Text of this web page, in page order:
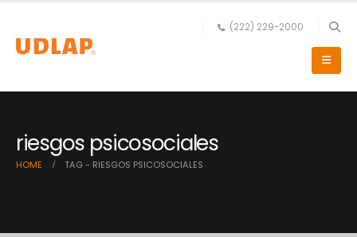
(222) 229-2000
riesgos psicosociales
HOME TAG - RIESGOS PSICOSOCIALES